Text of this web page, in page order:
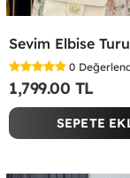
0
1,799.00 TL
SEPETE